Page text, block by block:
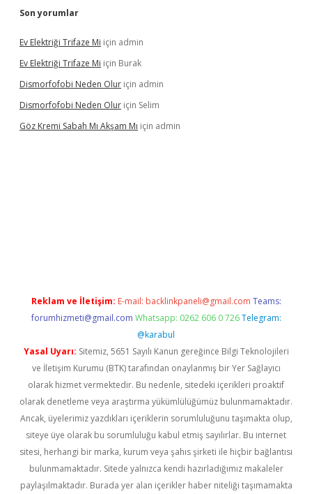
Son yorumlar
Ev Elektriği Trifaze Mi için admin
Ev Elektriği Trifaze Mi için Burak
Dismorfofobi Neden Olur için admin
Dismorfofobi Neden Olur için Selim
Göz Kremi Sabah Mı Akşam Mı için admin
Reklam ve İletişim: E-mail: backlinkpaneli@gmail.com Teams:
forumhizmeti@gmail.com Whatsapp: 0262 606 0 726 Telegram:
@karabul
Yasal Uyarı: Sitemiz, 5651 Sayılı Kanun gereğince Bilgi Teknolojileri
ve İletişim Kurumu (BTK) tarafından onaylanmış bir Yer Sağlayıcı
olarak hizmet vermektedir. Bu nedenle, sitedeki içerikleri proaktif
olarak denetleme veya araştırma yükümlülüğümüz bulunmamaktadır.
Ancak, üyelerimiz yazdıkları içeriklerin sorumluluğunu taşımakta olup,
siteye üye olarak bu sorumluluğu kabul etmiş sayılırlar. Bu internet
sitesi, herhangi bir marka, kurum veya şahıs şirketi ile hiçbir bağlantısı
bulunmamaktadır. Sitede yalnızca kendi hazırladığımız makaleler
paylaşılmaktadır. Burada yer alan içerikler haber niteliği taşımamakta